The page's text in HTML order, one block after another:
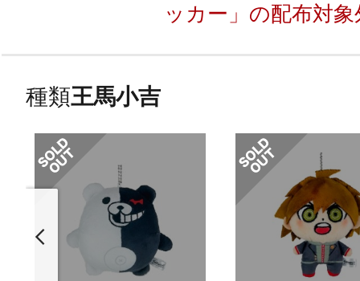
ッカー」の配布対
種類王馬小吉